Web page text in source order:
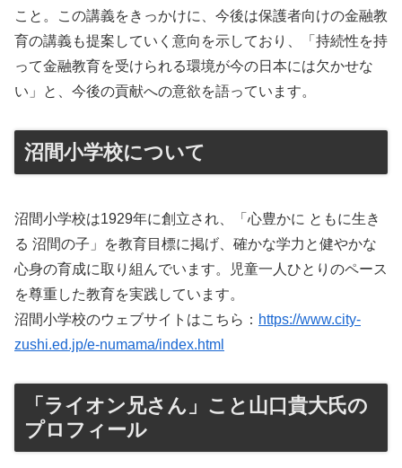
こと。この講義をきっかけに、今後は保護者向けの金融教
育の講義も提案していく意向を示しており、「持続性を持
って金融教育を受けられる環境が今の日本には欠かせな
い」と、今後の貢献への意欲を語っています。
沼間小学校について
沼間小学校は1929年に創立され、「心豊かに ともに生き
る 沼間の子」を教育目標に掲げ、確かな学力と健やかな
心身の育成に取り組んでいます。児童一人ひとりのペース
を尊重した教育を実践しています。
沼間小学校のウェブサイトはこちら： https://www.city-
zushi.ed.jp/e-numama/index.html
「ライオン兄さん」こと山口貴大氏の
プロフィール